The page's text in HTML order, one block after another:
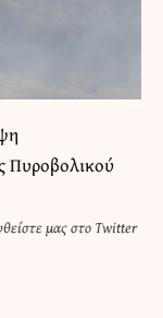
Πυροβολικού
μας στο Twitter